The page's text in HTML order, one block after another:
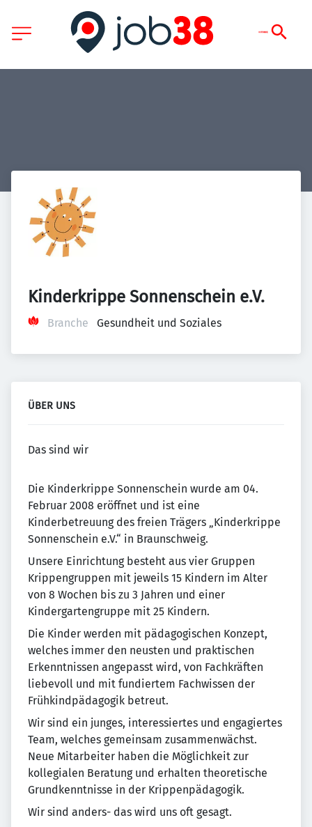
Kinderkrippe Sonnenschein e.V.
Branche Gesundheit und Soziales
ÜBER UNS
Das sind wir
Die Kinderkrippe Sonnenschein wurde am 04.
Februar 2008 eröffnet und ist eine
Kinderbetreuung des freien Trägers „Kinderkrippe
Sonnenschein e.V.“ in Braunschweig.
Unsere Einrichtung besteht aus vier Gruppen
Krippengruppen mit jeweils 15 Kindern im Alter
von 8 Wochen bis zu 3 Jahren und einer
Kindergartengruppe mit 25 Kindern.
Die Kinder werden mit pädagogischen Konzept,
welches immer den neusten und praktischen
Erkenntnissen angepasst wird, von Fachkräften
liebevoll und mit fundiertem Fachwissen der
Frühkindpädagogik betreut.
Wir sind ein junges, interessiertes und engagiertes
Team, welches gemeinsam zusammenwächst.
Neue Mitarbeiter haben die Möglichkeit zur
kollegialen Beratung und erhalten theoretische
Grundkenntnisse in der Krippenpädagogik.
Wir sind anders- das wird uns oft gesagt.